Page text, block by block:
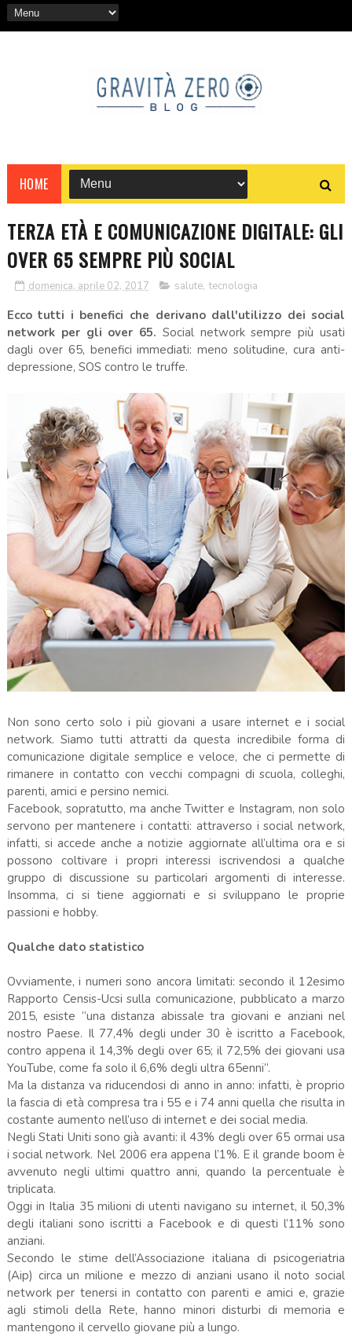
HOME
TERZA ETÀ E COMUNICAZIONE DIGITALE: GLI
OVER 65 SEMPRE PIÙ SOCIAL
domenica, aprile 02, 2017 salute, tecnologia
Ecco tutti i benefici che derivano dall'utilizzo dei social
network per gli over 65. Social network sempre più usati
dagli over 65, benefici immediati: meno solitudine, cura anti-
depressione, SOS contro le truffe.
Non sono certo solo i più giovani a usare internet e i social
network. Siamo tutti attratti da questa incredibile forma di
comunicazione digitale semplice e veloce, che ci permette di
rimanere in contatto con vecchi compagni di scuola, colleghi,
parenti, amici e persino nemici.
Facebook, sopratutto, ma anche Twitter e Instagram, non solo
servono per mantenere i contatti: attraverso i social network,
infatti, si accede anche a notizie aggiornate all’ultima ora e si
possono coltivare i propri interessi iscrivendosi a qualche
gruppo di discussione su particolari argomenti di interesse.
Insomma, ci si tiene aggiornati e si sviluppano le proprie
passioni e hobby.
Qualche dato statistico
Ovviamente, i numeri sono ancora limitati: secondo il 12esimo
Rapporto Censis-Ucsi sulla comunicazione, pubblicato a marzo
2015, esiste “una distanza abissale tra giovani e anziani nel
nostro Paese. Il 77,4% degli under 30 è iscritto a Facebook,
contro appena il 14,3% degli over 65; il 72,5% dei giovani usa
YouTube, come fa solo il 6,6% degli ultra 65enni”.
Ma la distanza va riducendosi di anno in anno: infatti, è proprio
la fascia di età compresa tra i 55 e i 74 anni quella che risulta in
costante aumento nell’uso di internet e dei social media.
Negli Stati Uniti sono già avanti: il 43% degli over 65 ormai usa
i social network. Nel 2006 era appena l’1%. E il grande boom è
avvenuto negli ultimi quattro anni, quando la percentuale è
triplicata.
Oggi in Italia 35 milioni di utenti navigano su internet, il 50,3%
degli italiani sono iscritti a Facebook e di questi l’11% sono
anziani.
Secondo le stime dell’Associazione italiana di psicogeriatria
(Aip) circa un milione e mezzo di anziani usano il noto social
network per tenersi in contatto con parenti e amici e, grazie
agli stimoli della Rete, hanno minori disturbi di memoria e
mantengono il cervello giovane più a lungo.